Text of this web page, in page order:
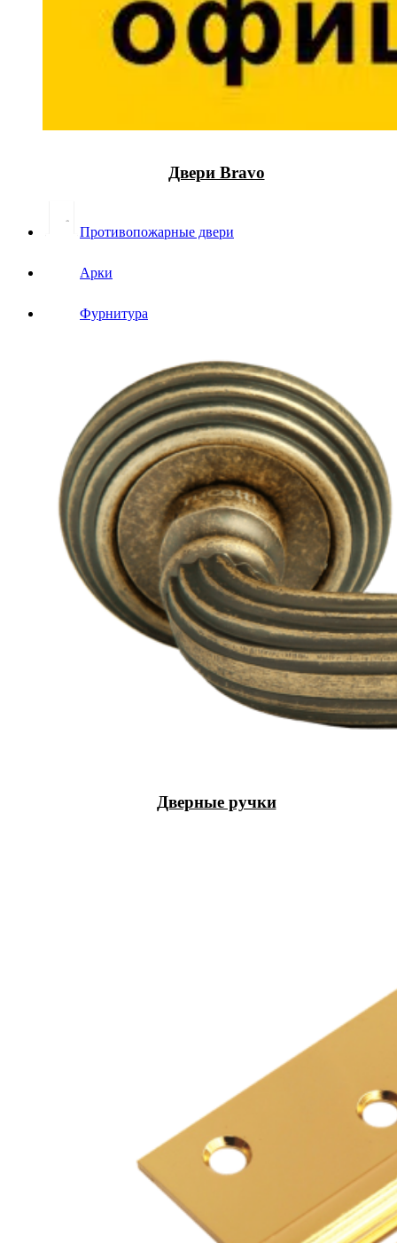
Двери Bravo
Противопожарные двери
Арки
Фурнитура
Дверные ручки